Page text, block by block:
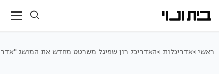
ראשי >אדריכלות >האדריכל רון שפיגל משרטט מחדש את המושג